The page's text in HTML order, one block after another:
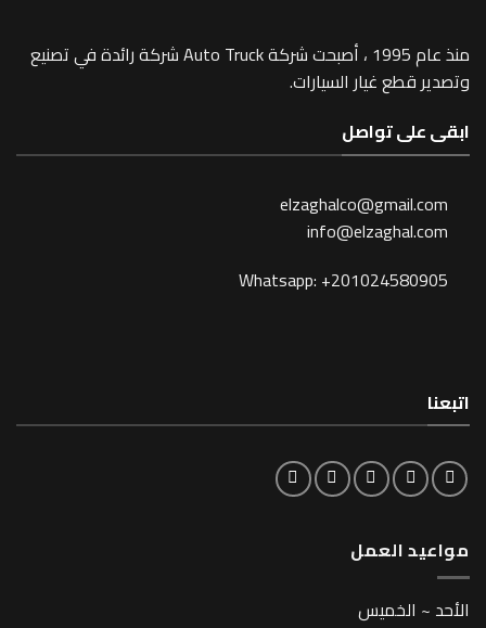
منذ عام 1995 ، أصبحت شركة Auto Truck شركة رائدة في تصنيع
غيار السيارات.
تواصل
Whatsapp: